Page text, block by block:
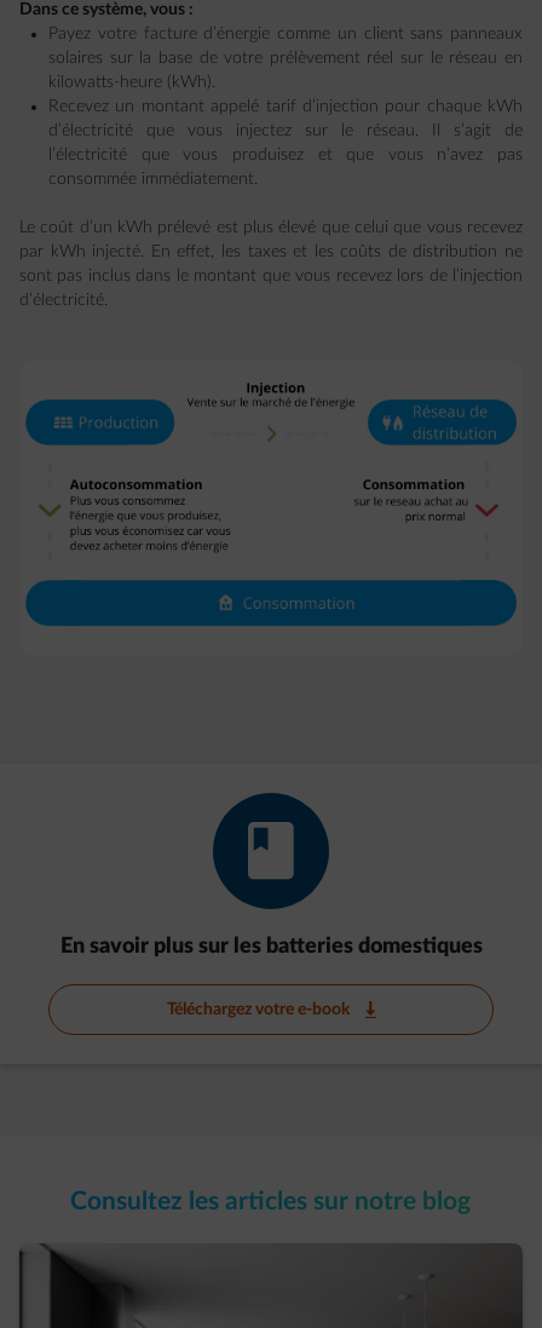
Dans ce système, vous :
Payez votre facture d’énergie comme un client sans panneaux
solaires sur la base de votre prélèvement réel sur le réseau en
kilowatts-heure (kWh).
Recevez un montant appelé tarif d’injection pour chaque kWh
d’électricité que vous injectez sur le réseau. Il s’agit de
l’électricité que vous produisez et que vous n’avez pas
consommée immédiatement.
Le coût d’un kWh prélevé est plus élevé que celui que vous recevez
par kWh injecté. En effet, les taxes et les coûts de distribution ne
sont pas inclus dans le montant que vous recevez lors de l’injection
d’électricité.
impulse-e-book
En savoir plus sur les batteries domestiques
Téléchargez votre e-book impulse-download
Consultez lesarticles sur notre blog